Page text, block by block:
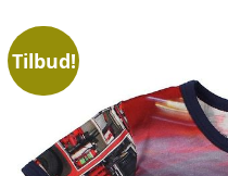
Tilbud!